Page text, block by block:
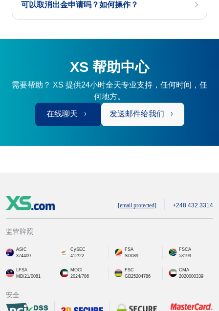
可以取消出金申请吗？如何操作？
XS 帮助中心
需要帮助？ XS 提供24小时全天专业支持，任何时间，任
何地方。
在线聊天 发送邮件给我们
[email protected] +248 432 3314
监管牌照
ASIC
374409
CySEC
412/22
FSA
SD089
FSCA
53199
LFSA
MB/21/0081
MOCI
2024/786
FSC
GB25204786
CMA
2020000339
安全